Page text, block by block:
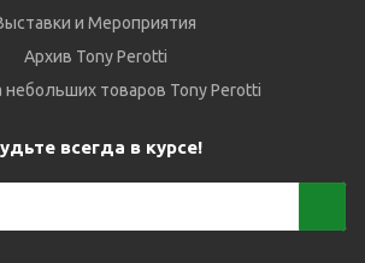
и Мероприятия
Архив Tony Perotti
небольших товаров Tony Perotti
всегда в курсе!